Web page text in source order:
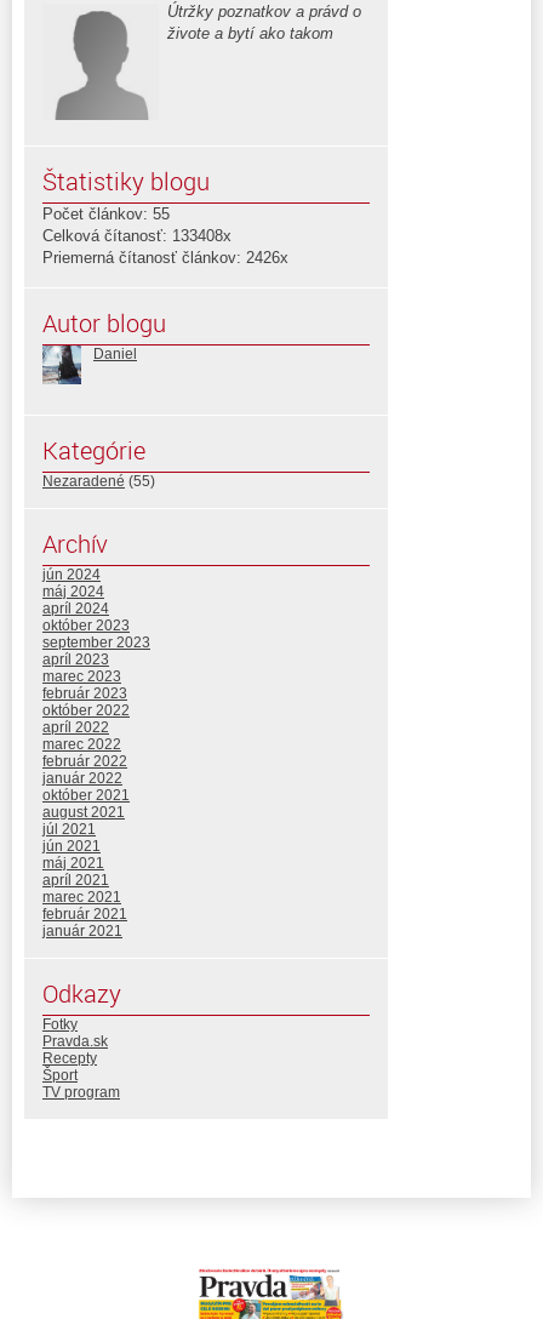
Útržky poznatkov a právd o
živote a bytí ako takom
Štatistiky blogu
Počet článkov: 55
Celková čítanosť: 133408x
Priemerná čítanosť článkov: 2426x
Autor blogu
Daniel
Kategórie
Nezaradené (55)
Archív
jún 2024
máj 2024
apríl 2024
október 2023
september 2023
apríl 2023
marec 2023
február 2023
október 2022
apríl 2022
marec 2022
február 2022
január 2022
október 2021
august 2021
júl 2021
jún 2021
máj 2021
apríl 2021
marec 2021
február 2021
január 2021
Odkazy
Fotky
Pravda.sk
Recepty
Šport
TV program